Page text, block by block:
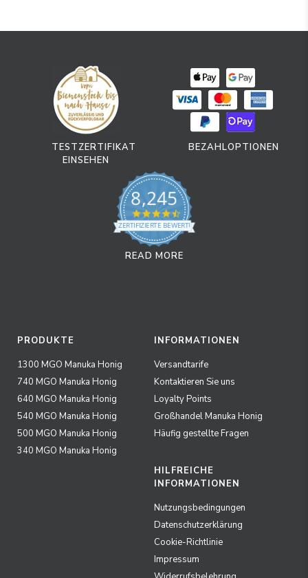
TESTZERTIFIKAT
EINSEHEN
BEZAHLOPTIONEN
8,245
4.7 star rating
ZERTIFIZIERTE BEWERTUNGEN
READ MORE
PRODUKTE
1300 MGO Manuka Honig
740 MGO Manuka Honig
640 MGO Manuka Honig
540 MGO Manuka Honig
500 MGO Manuka Honig
340 MGO Manuka Honig
INFORMATIONEN
Versandtarife
Kontaktieren Sie uns
Loyalty Points
Großhandel Manuka Honig
Häufig gestellte Fragen
HILFREICHE
INFORMATIONEN
Nutzungsbedingungen
Datenschutzerklärung
Cookie-Richtlinie
Impressum